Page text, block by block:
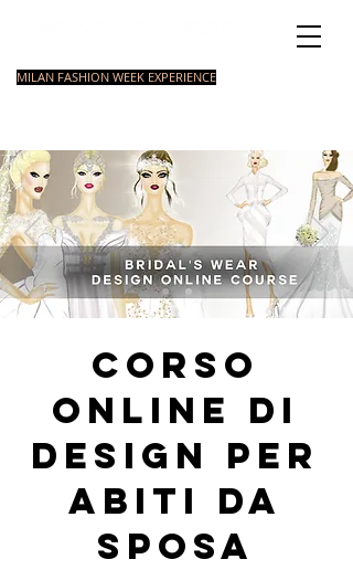
MILAN FASHION WEEK EXPERIENCE
Corso
online di
design per
abiti da
sposa